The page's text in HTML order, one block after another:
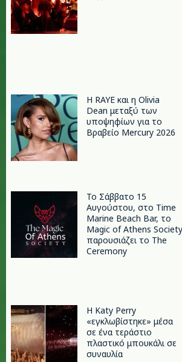
Η RAYE και η Olivia
Dean μεταξύ των
υποψηφίων για το
Βραβείο Mercury 2026
Το Σάββατο 15
Αυγούστου, στο Time
Marine Beach Bar, το
Magic of Athens Society
παρουσιάζει το The
Ceremony
H Katy Perry
«εγκλωβίστηκε» μέσα
σε ένα τεράστιο
πλαστικό μπουκάλι σε
συναυλία